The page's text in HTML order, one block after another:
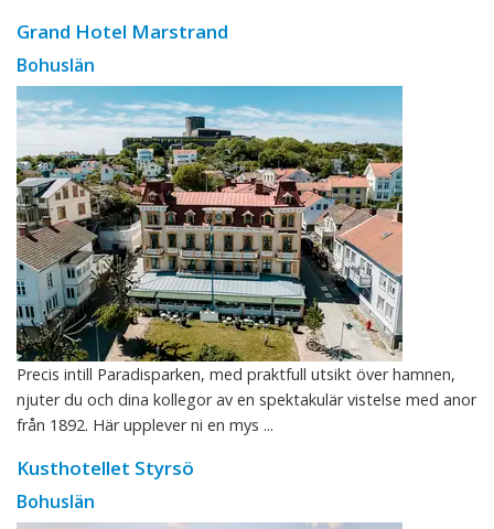
Grand Hotel Marstrand
Bohuslän
Precis intill Paradisparken, med praktfull utsikt över hamnen,
njuter du och dina kollegor av en spektakulär vistelse med anor
från 1892. Här upplever ni en mys ...
Kusthotellet Styrsö
Bohuslän